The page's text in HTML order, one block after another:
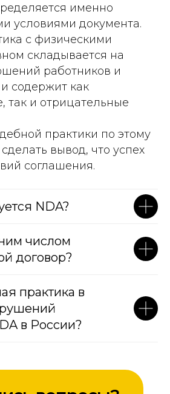
именно
условиями документа.
с физическими
складывается на
работников и
содержит как
так и отрицательные
практики по этому
вывод, что успех
соглашения.
NDA?
числом
договор?
практика в
в России?